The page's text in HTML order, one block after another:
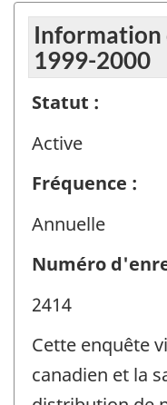
Information
1999-2000
Statut :
Active
Fréquence :
Annuelle
Numéro
2414
Cette enquête
canadien et la